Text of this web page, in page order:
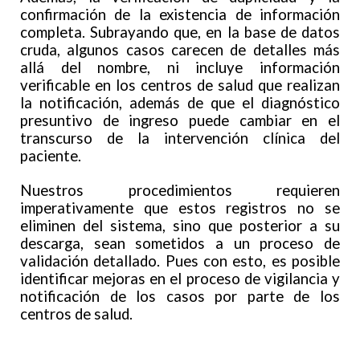
confirmación de la existencia de información
completa. Subrayando que, en la base de datos
cruda, algunos casos carecen de detalles más
allá del nombre, ni incluye información
verificable en los centros de salud que realizan
la notificación, además de que el diagnóstico
presuntivo de ingreso puede cambiar en el
transcurso de la intervención clínica del
paciente.
Nuestros procedimientos requieren
imperativamente que estos registros no se
eliminen del sistema, sino que posterior a su
descarga, sean sometidos a un proceso de
validación detallado. Pues con esto, es posible
identificar mejoras en el proceso de vigilancia y
notificación de los casos por parte de los
centros de salud.